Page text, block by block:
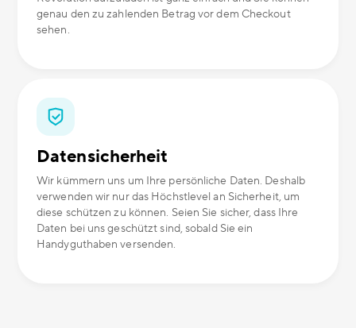
genau den zu zahlenden Betrag vor dem Checkout
sehen.
Datensicherheit
Wir kümmern uns um Ihre persönliche Daten. Deshalb
verwenden wir nur das Höchstlevel an Sicherheit, um
diese schützen zu können. Seien Sie sicher, dass Ihre
Daten bei uns geschützt sind, sobald Sie ein
Handyguthaben versenden.